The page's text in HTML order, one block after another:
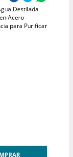
Destilada
Acero
para Purificar